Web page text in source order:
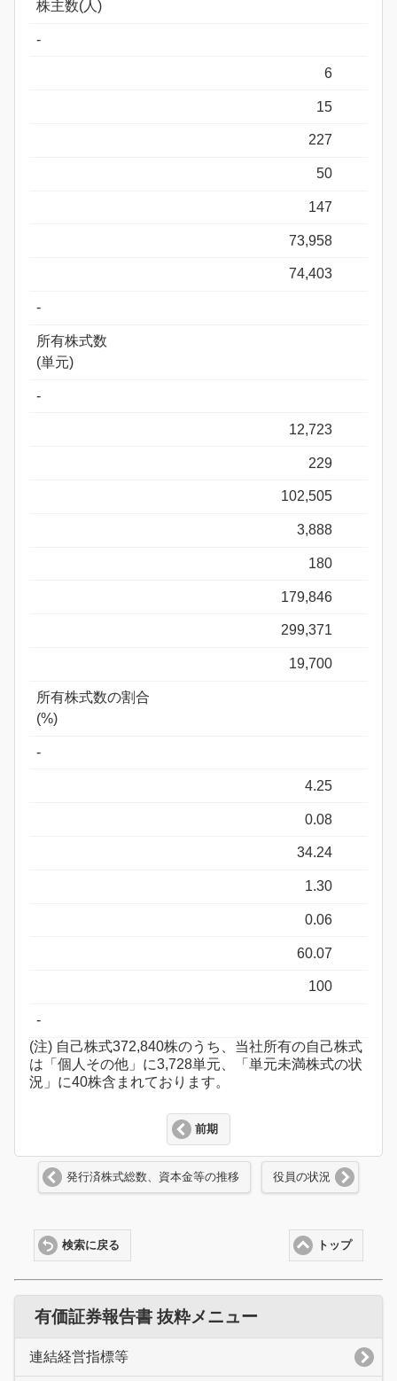
株主数(人)
-
6
15
227
50
147
73,958
74,403
-
所有株式数
(単元)
-
12,723
229
102,505
3,888
180
179,846
299,371
19,700
所有株式数の割合
(%)
-
4.25
0.08
34.24
1.30
0.06
60.07
100
-
(注) 自己株式372,840株のうち、当社所有の自己株式
は「個人その他」に3,728単元、「単元未満株式の状
況」に40株含まれております。
前期
発行済株式総数、資本金等の推移 役員の状況
トップ
検索に戻る
有価証券報告書 抜粋メニュー
連結経営指標等